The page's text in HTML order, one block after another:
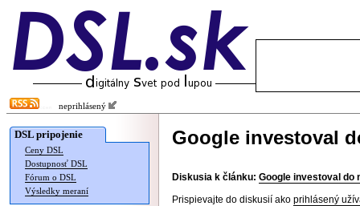
neprihlásený
DSL pripojenie
Ceny DSL
Dostupnosť DSL
Fórum o DSL
Výsledky meraní
Google investoval
Diskusia k článku: Google investoval do
Prispievajte do diskusií ako prihlásený